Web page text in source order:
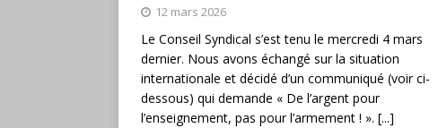
12 mars 2026
Le Conseil Syndical s’est tenu le mercredi 4 mars
dernier. Nous avons échangé sur la situation
internationale et décidé d’un communiqué (voir ci-
dessous) qui demande « De l’argent pour
l’enseignement, pas pour l’armement ! ». [...]